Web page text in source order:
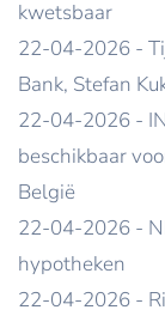
kwetsbaar
22-04-2026 -
Bank, Stefan
22-04-2026 -
beschikbaar
België
22-04-2026 -
hypotheken
22-04-2026 -